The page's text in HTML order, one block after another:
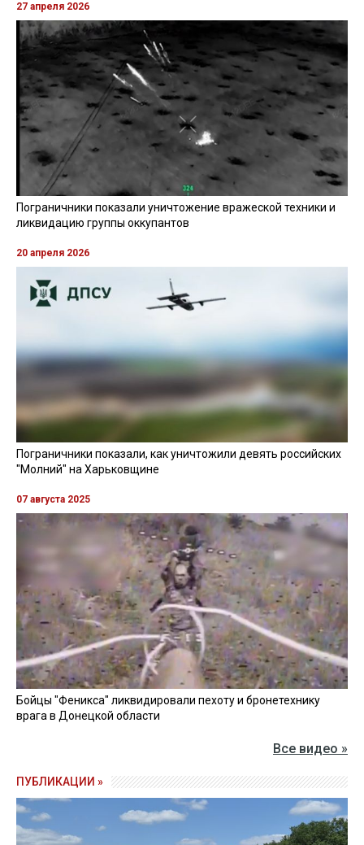
27 апреля 2026
Пограничники показали уничтожение вражеской техники и
ликвидацию группы оккупантов
20 апреля 2026
Пограничники показали, как уничтожили девять российских
"Молний" на Харьковщине
07 августа 2025
Бойцы "Феникса" ликвидировали пехоту и бронетехнику
врага в Донецкой области
Все видео »
ПУБЛИКАЦИИ »